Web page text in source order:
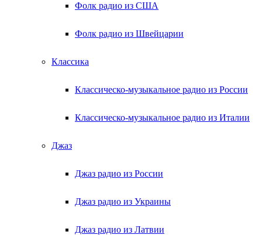
Фолк радио из США
Фолк радио из Швейцарии
Классика
Классическо-музыкальное радио из России
Классическо-музыкальное радио из Италии
Джаз
Джаз радио из России
Джаз радио из Украины
Джаз радио из Латвии